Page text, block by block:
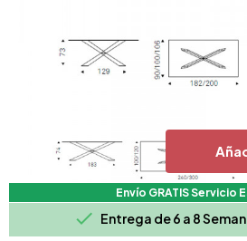
Envío GRATIS Servicio
 Entrega de 6 a 8